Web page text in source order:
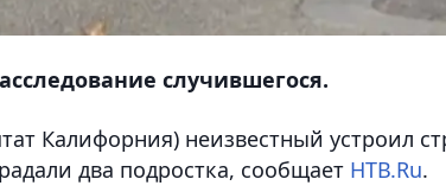
случившегося.
Калифорния) неизвестный устроил
два подростка, сообщает НТВ.Ru.